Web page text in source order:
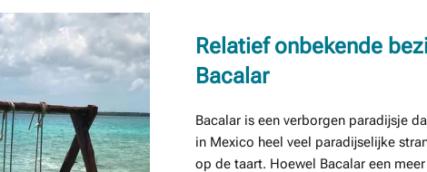
Relatief onbekende
Bacalar
Bacalar is een verborgen paradijsje
in Mexico heel veel paradijselijke
op de taart. Hoewel Bacalar een